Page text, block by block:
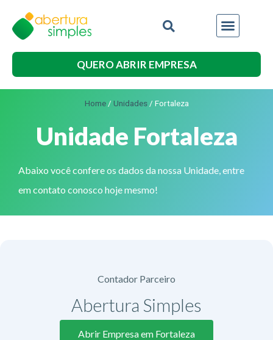
QUERO ABRIR EMPRESA
Home/ Unidades/ Fortaleza
Unidade Fortaleza
Abaixo você confere os dados da nossa Unidade, entre
em contato conosco hoje mesmo!
Contador Parceiro
Abertura Simples
Abrir Empresa em Fortaleza